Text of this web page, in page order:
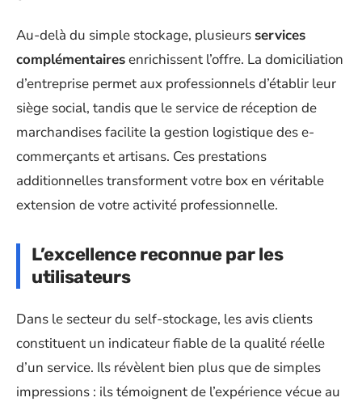
Au-delà du simple stockage, plusieurs services
complémentairesenrichissent l’offre. La domiciliation
d’entreprise permet aux professionnels d’établir leur
siège social, tandis que le service de réception de
marchandises facilite la gestion logistique des e-
commerçants et artisans. Ces prestations
additionnelles transforment votre box en véritable
extension de votre activité professionnelle.
L’excellence reconnue par les
utilisateurs
Dans le secteur du self-stockage, les avis clients
constituent un indicateur fiable de la qualité réelle
d’un service. Ils révèlent bien plus que de simples
impressions : ils témoignent de l’expérience vécue au